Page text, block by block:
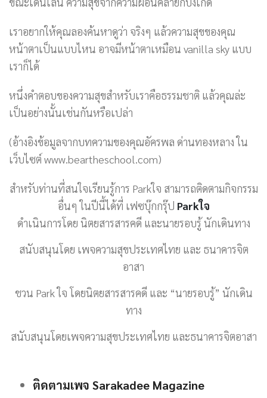
เราอยากให้คุณลองค้นหาดูว่า จริงๆ แล้วความสุขของคุณ
หน้าตาเป็นแบบไหน อาจมีหน้าตาเหมือน vanilla sky แบบ
เราก็ได้
หนึ่งคำตอบของความสุขสำหรับเราคือธรรมชาติ แล้วคุณล่ะ
เป็นอย่างนั้นเช่นกันหรือเปล่า
(อ้างอิงข้อมูลจากบทความของคุณอัครพล ด่านทองหลาง ใน
เว็บไซต์ www.beartheschool.com)
สำหรับท่านที่สนใจเรียนรู้การ Parkใจ สามารถติดตามกิจกรรม
อื่นๆ ในปีนี้ได้ที่ เฟซบุ๊กกรุ๊ป Parkใจ
ดำเนินการโดย นิตยสารสารคดี และนายรอบรู้ นักเดินทาง
สนับสนุนโดย เพจความสุขประเทศไทย และ ธนาคารจิต
อาสา
ชวน Park ใจ โดยนิตยสารสารคดี และ “นายรอบรู้” นักเดิน
ทาง
สนับสนุนโดยเพจความสุขประเทศไทย และธนาคารจิตอาสา
ติดตามเพจ Sarakadee Magazine